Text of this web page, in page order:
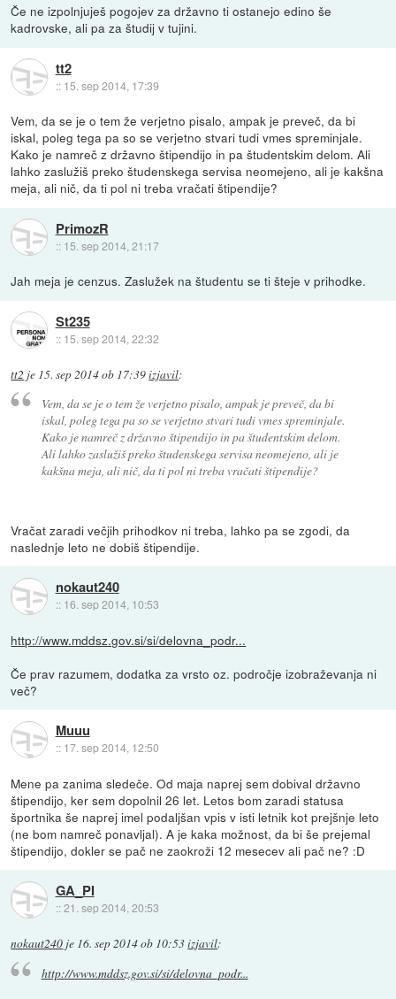
Če ne izpolnjuješ pogojev za državno ti ostanejo edino še
kadrovske, ali pa za študij v tujini.
tt2
:: 15. sep 2014, 17:39
Vem, da se je o tem že verjetno pisalo, ampak je preveč, da bi
iskal, poleg tega pa so se verjetno stvari tudi vmes spreminjale.
Kako je namreč z državno štipendijo in pa študentskim delom. Ali
lahko zaslužiš preko študenskega servisa neomejeno, ali je kakšna
meja, ali nič, da ti pol ni treba vračati štipendije?
PrimozR
:: 15. sep 2014, 21:17
Jah meja je cenzus. Zaslužek na študentu se ti šteje v prihodke.
St235
:: 15. sep 2014, 22:32
tt2 je 15. sep 2014 ob 17:39izjavil:
Vem, da se je o tem že verjetno pisalo, ampak je preveč, da bi
iskal, poleg tega pa so se verjetno stvari tudi vmes spreminjale.
Kako je namreč z državno štipendijo in pa študentskim delom.
Ali lahko zaslužiš preko študenskega servisa neomejeno, ali je
kakšna meja, ali nič, da ti pol ni treba vračati štipendije?
Vračat zaradi večjih prihodkov ni treba, lahko pa se zgodi, da
naslednje leto ne dobiš štipendije.
nokaut240
:: 16. sep 2014, 10:53
http://www.mddsz.gov.si/si/delovna_podr...
Če prav razumem, dodatka za vrsto oz. področje izobraževanja ni
več?
Muuu
:: 17. sep 2014, 12:50
Mene pa zanima sledeče. Od maja naprej sem dobival državno
štipendijo, ker sem dopolnil 26 let. Letos bom zaradi statusa
športnika še naprej imel podaljšan vpis v isti letnik kot prejšnje leto
(ne bom namreč ponavljal). A je kaka možnost, da bi še prejemal
štipendijo, dokler se pač ne zaokroži 12 mesecev ali pač ne? :D
GA_PI
::21. sep 2014, 20:53
nokaut240 je 16. sep 2014 ob 10:53izjavil:
http://www.mddsz.gov.si/si/delovna_podr...